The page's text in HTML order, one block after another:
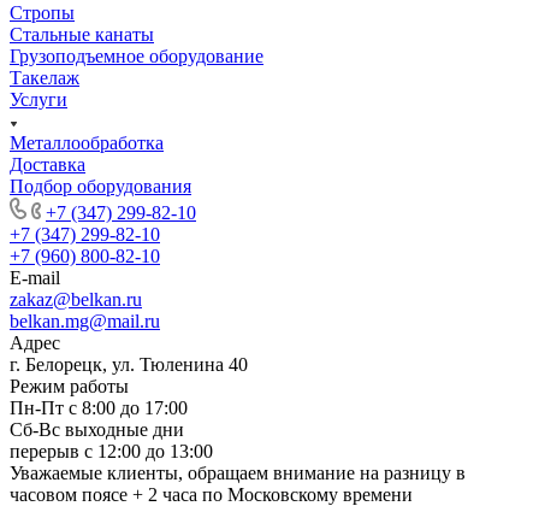
Стропы
Стальные канаты
Грузоподъемное оборудование
Такелаж
Услуги
Металлообработка
Доставка
Подбор оборудования
+7 (347) 299-82-10
+7 (347) 299-82-10
+7 (960) 800-82-10
E-mail
zakaz@belkan.ru
belkan.mg@mail.ru
Адрес
г. Белорецк, ул. Тюленина 40
Режим работы
Пн-Пт с 8:00 до 17:00
Сб-Вс выходные дни
перерыв с 12:00 до 13:00
Уважаемые клиенты, обращаем внимание на разницу в
часовом поясе + 2 часа по Московскому времени